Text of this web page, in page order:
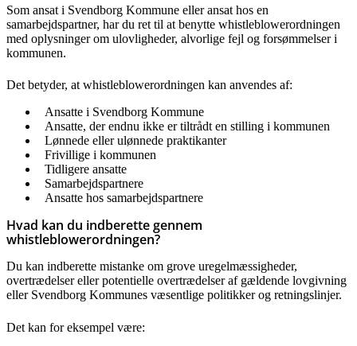
Som ansat i Svendborg Kommune eller ansat hos en
samarbejdspartner, har du ret til at benytte whistleblowerordningen
med oplysninger om ulovligheder, alvorlige fejl og forsømmelser i
kommunen.
Det betyder, at whistleblowerordningen kan anvendes af:
Ansatte i Svendborg Kommune
Ansatte, der endnu ikke er tiltrådt en stilling i kommunen
Lønnede eller ulønnede praktikanter
Frivillige i kommunen
Tidligere ansatte
Samarbejdspartnere
Ansatte hos samarbejdspartnere
Hvad kan du indberette gennem
whistleblowerordningen?
Du kan indberette mistanke om grove uregelmæssigheder,
overtrædelser eller potentielle overtrædelser af gældende lovgivning
eller Svendborg Kommunes væsentlige politikker og retningslinjer.
Det kan for eksempel være: